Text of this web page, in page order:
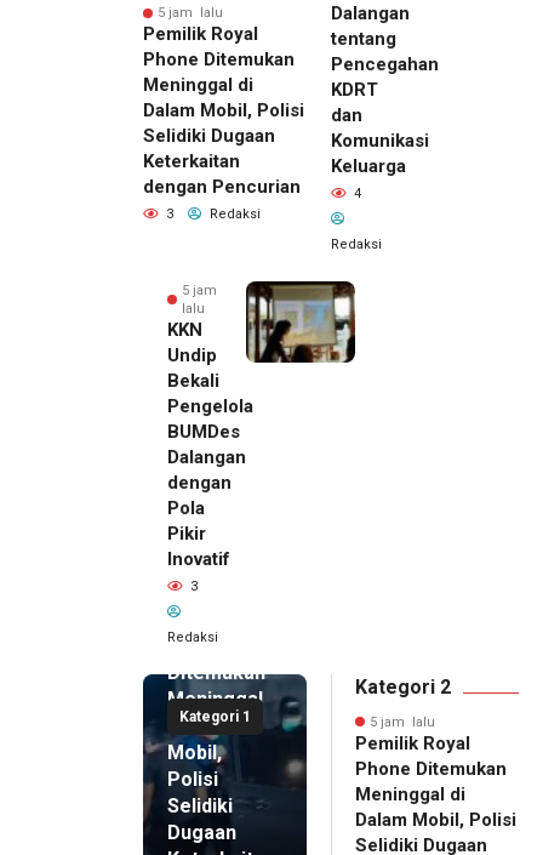
5 jam lalu
Pemilik Royal
Phone Ditemukan
Meninggal di
Dalam Mobil, Polisi
Selidiki Dugaan
Keterkaitan
dengan Pencurian
3 Redaksi
Dalangan
tentang
Pencegahan
KDRT
dan
Komunikasi
Keluarga
4
Redaksi
5 jam
lalu
KKN
Undip
Bekali
Pengelola
BUMDes
Dalangan
dengan
Pola
Pikir
Inovatif
3
Redaksi
Kategori 1
5 jam lalu
Pemilik
Royal
Phone
Ditemukan
Meninggal
di Dalam
Mobil,
Polisi
Selidiki
Dugaan
Kategori 2
5 jam lalu
Pemilik Royal
Phone Ditemukan
Meninggal di
Dalam Mobil, Polisi
Selidiki Dugaan